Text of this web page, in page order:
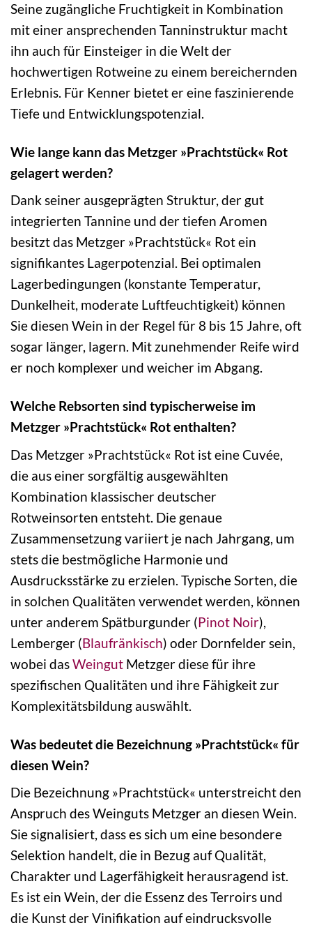
Seine zugängliche Fruchtigkeit in Kombination
mit einer ansprechenden Tanninstruktur macht
ihn auch für Einsteiger in die Welt der
hochwertigen Rotweine zu einem bereichernden
Erlebnis. Für Kenner bietet er eine faszinierende
Tiefe und Entwicklungspotenzial.
Wie lange kann das Metzger »Prachtstück« Rot
gelagert werden?
Dank seiner ausgeprägten Struktur, der gut
integrierten Tannine und der tiefen Aromen
besitzt das Metzger »Prachtstück« Rot ein
signifikantes Lagerpotenzial. Bei optimalen
Lagerbedingungen (konstante Temperatur,
Dunkelheit, moderate Luftfeuchtigkeit) können
Sie diesen Wein in der Regel für 8 bis 15 Jahre, oft
sogar länger, lagern. Mit zunehmender Reife wird
er noch komplexer und weicher im Abgang.
Welche Rebsorten sind typischerweise im
Metzger »Prachtstück« Rot enthalten?
Das Metzger »Prachtstück« Rot ist eine Cuvée,
die aus einer sorgfältig ausgewählten
Kombination klassischer deutscher
Rotweinsorten entsteht. Die genaue
Zusammensetzung variiert je nach Jahrgang, um
stets die bestmögliche Harmonie und
Ausdrucksstärke zu erzielen. Typische Sorten, die
in solchen Qualitäten verwendet werden, können
unter anderem Spätburgunder (Pinot Noir),
Lemberger (Blaufränkisch) oder Dornfelder sein,
wobei dasWeingut Metzger diese für ihre
spezifischen Qualitäten und ihre Fähigkeit zur
Komplexitätsbildung auswählt.
Was bedeutet die Bezeichnung »Prachtstück« für
diesen Wein?
Die Bezeichnung »Prachtstück« unterstreicht den
Anspruch des Weinguts Metzger an diesen Wein.
Sie signalisiert, dass es sich um eine besondere
Selektion handelt, die in Bezug auf Qualität,
Charakter und Lagerfähigkeit herausragend ist.
Es ist ein Wein, der die Essenz des Terroirs und
die Kunst der Vinifikation auf eindrucksvolle